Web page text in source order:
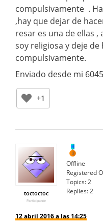
compulsivamente .
,hay que dejar de
resar es una de ellas ,
soy religiosa y deje
compulsivamente.
Enviado desde mi
+1
toctoctoc
Participante
Offline
Registered
Topics:2
Replies:2
12 abril 2016 a las 14:25